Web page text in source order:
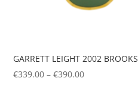
GARRETT LEIGHT 2002 BROOKS
€339.00 – €390.00Price